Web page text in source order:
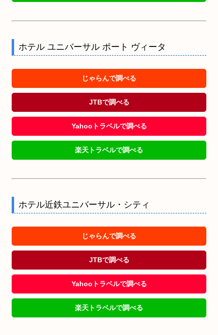
ホテル ユニバーサル ポート ヴィータ
じゃらんで調べる
JTBで調べる
Yahooトラベルで調べる
楽天トラベルで調べる
ホテル近鉄ユニバーサル・シティ
じゃらんで調べる
JTBで調べる
Yahooトラベルで調べる
楽天トラベルで調べる